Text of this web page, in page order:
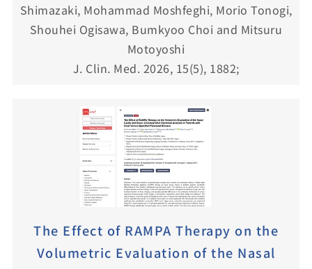
Shimazaki, Mohammad Moshfeghi, Morio Tonogi,
Shouhei Ogisawa, Bumkyoo Choi and Mitsuru
Motoyoshi
J. Clin. Med. 2026, 15(5), 1882;
The Effect of RAMPA Therapy on the
Volumetric Evaluation of the Nasal